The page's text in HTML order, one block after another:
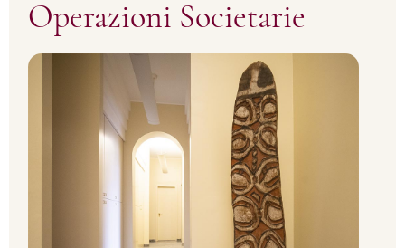
Operazioni Societarie